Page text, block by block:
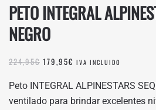
PETO INTEGRAL
NEGRO
224,95€ EL
ORIGINAL
ERA:
224,95€.
179,95€ EL
ACTUAL
ES:
179,95€.
IVA INCLUIDO
Peto INTEGRAL ALPINESTARS
ventilado para brindar excelentes